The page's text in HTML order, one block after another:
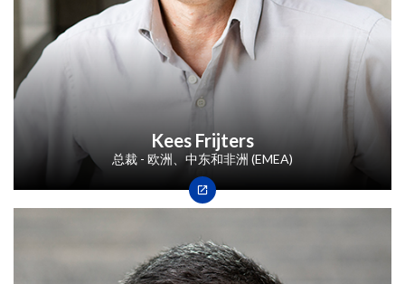
Kees Frijters
总裁 - 欧洲、中东和非洲 (EMEA)